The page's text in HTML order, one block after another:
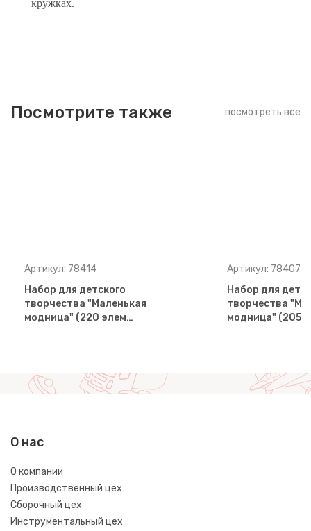
кружках.
Посмотрите также посмотреть все
Артикул: 78414
Набор для детского
творчества "Маленькая
модница" (220 элем…
Артикул: 78407
Набор для
творчества
модница" (205
О нас
О компании
Производственный цех
Сборочный цех
Инструментальный цех